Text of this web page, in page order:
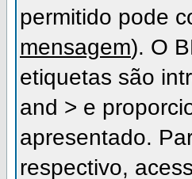
permitido pode
mensagem). O
etiquetas são
and > e
apresentado.
respectivo,